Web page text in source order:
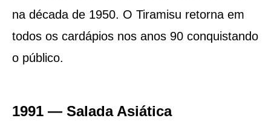
na década de 1950. O Tiramisu retorna em
todos os cardápios nos anos 90 conquistando
o público.
1991 — Salada Asiática